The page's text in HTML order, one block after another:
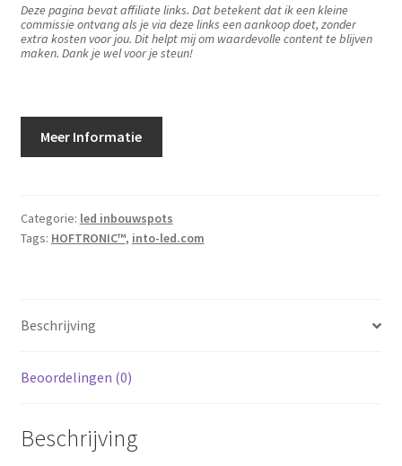
Deze pagina bevat affiliate links. Dat betekent dat ik een kleine
commissie ontvang als je via deze links een aankoop doet, zonder
extra kosten voor jou. Dit helpt mij om waardevolle content te blijven
maken. Dank je wel voor je steun!
Meer Informatie
Categorie: led inbouwspots
Tags: HOFTRONIC™, into-led.com
Beschrijving
Beoordelingen (0)
Beschrijving